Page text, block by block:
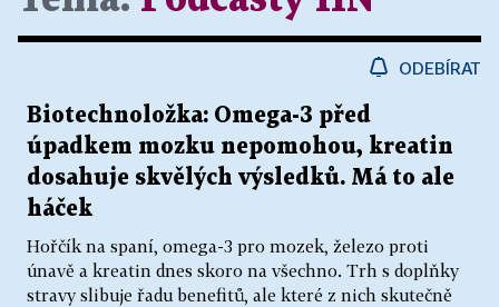
ODEBÍRAT
Biotechnoložka: Omega-3 před
úpadkem mozku nepomohou, kreatin
dosahuje skvělých výsledků. Má to ale
háček
Hořčík na spaní, omega-3 pro mozek, železo proti
únavě a kreatin dnes skoro na všechno. Trh s doplňky
stravy slibuje řadu benefitů, ale které z nich skutečně